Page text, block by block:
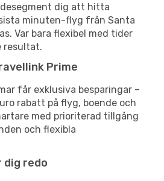
dig att hitta
minuten-flyg från Santa
Var bara flexibel med tider
resultat.
Prime
får exklusiva besparingar –
rabatt på flyg, boende och
med prioriterad tillgång
och flexibla
dig redo